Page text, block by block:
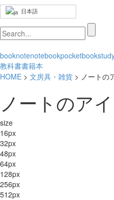
日本語
booknotenotebookpocketbook
教科書書籍本
HOME > 文房具・雑貨 > ノートの
ノートのア
size
16px
32px
48px
64px
128px
256px
512px